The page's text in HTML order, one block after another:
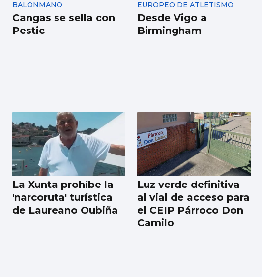
BALONMANO
Cangas se sella con
Pestic
EUROPEO DE ATLETISMO
Desde Vigo a
Birmingham
La Xunta prohíbe la
'narcoruta' turística
de Laureano Oubiña
Luz verde definitiva
al vial de acceso para
el CEIP Párroco Don
Camilo